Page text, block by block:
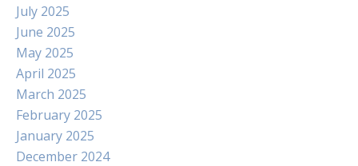
July 2025
June 2025
May 2025
April 2025
March 2025
February 2025
January 2025
December 2024